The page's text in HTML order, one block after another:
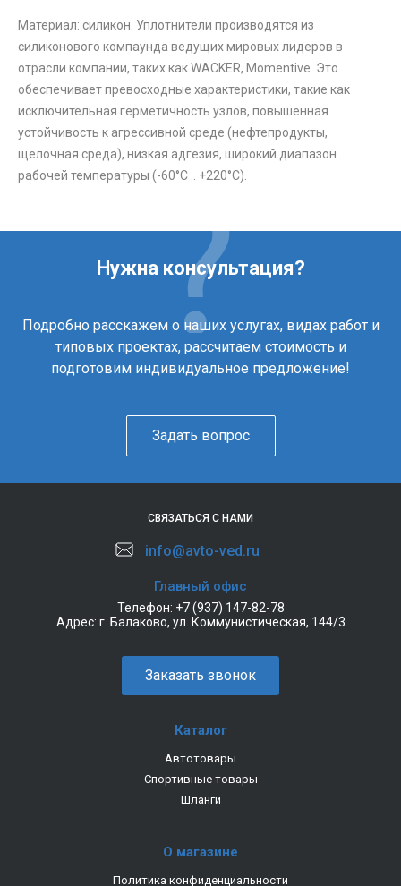
Материал: силикон. Уплотнители производятся из
силиконового компаунда ведущих мировых лидеров в
отрасли компании, таких как WACKER, Momentive. Это
обеспечивает превосходные характеристики, такие как
исключительная герметичность узлов, повышенная
устойчивость к агрессивной среде (нефтепродукты,
щелочная среда), низкая адгезия, широкий диапазон
рабочей температуры (-60°C .. +220°C).
Нужна консультация?
Подробно расскажем о наших услугах, видах работ и
типовых проектах, рассчитаем стоимость и
подготовим индивидуальное предложение!
Задать вопрос
СВЯЗАТЬСЯ С НАМИ
info@avto-ved.ru
Главный офис
Телефон: +7 (937) 147-82-78
Адрес: г. Балаково, ул. Коммунистическая, 144/3
Заказать звонок
Каталог
Автотовары
Спортивные товары
Шланги
О магазине
Политика конфиденциальности